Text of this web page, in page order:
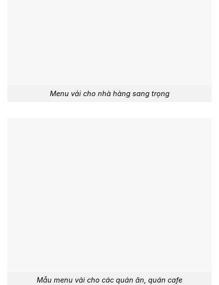
Menu vải cho nhà hàng sang trọng
Mẫu menu vải cho các quán ăn, quán cafe